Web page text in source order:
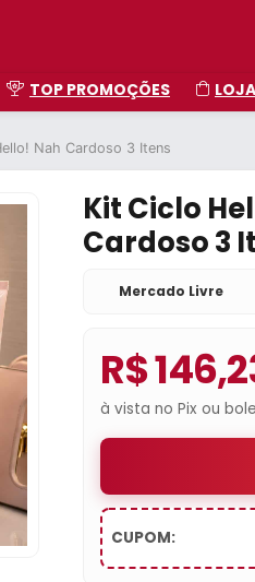
TOP PROMOÇÕES
Nah Cardoso 3 Itens
Kit Ciclo
Cardoso 3
Mercado Livre
R$
à vista no Pix ou
CUPOM: